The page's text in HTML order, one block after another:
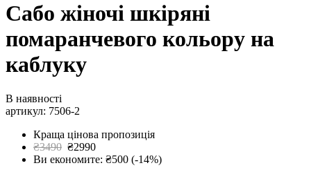
Сабо жіночі шкіряні
помаранчевого кольору на
каблуку
В наявності
артикул: 7506-2
Краща цінова пропозиція
₴3490 ₴2990
Ви економите: ₴500 (-14%)